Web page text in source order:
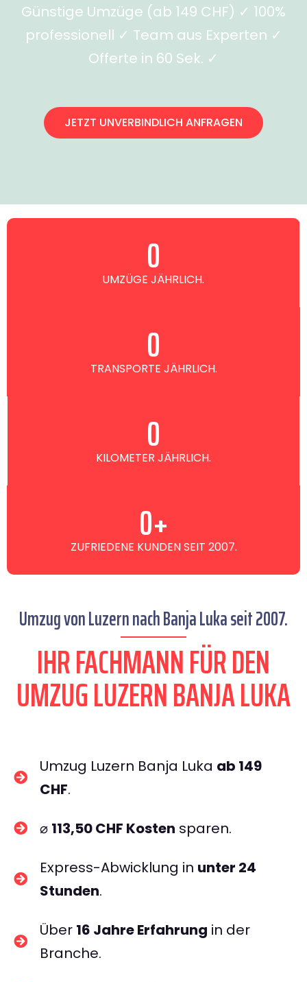
Günstige Umzüge (ab 149 CHF) ✓ 100%
professionell ✓ Team aus Experten ✓
Offerte in 60 Sek. ✓
JETZT UNVERBINDLICH ANFRAGEN
UMZÜGE JÄHRLICH.
0
TRANSPORTE JÄHRLICH.
0
KILOMETER JÄHRLICH.
0
ZUFRIEDENE KUNDEN SEIT 2007.
0+
Umzug von Luzern nach Banja Luka seit 2007.
IHR FACHMANN FÜR DEN
UMZUG LUZERN BANJA LUKA
Umzug Luzern Banja Luka ab 149
CHF.
⌀ 113,50 CHF Kosten sparen.
Express-Abwicklung in unter 24
Stunden.
Über 16 Jahre Erfahrung in der
Branche.